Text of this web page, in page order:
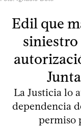
Edil que
La Justicia lo
dependencia
permiso